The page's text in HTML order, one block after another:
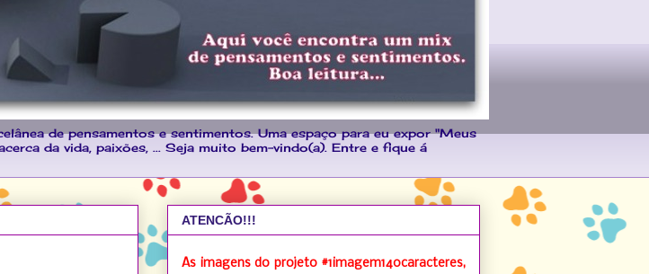
de pensamentos e sentimentos. Uma espaço para eu expor "Meus
da vida, paixões, ... Seja muito bem-vindo(a). Entre e fique á
ATENCÃO!!!
As imagens do projeto #1imagem140caracteres,